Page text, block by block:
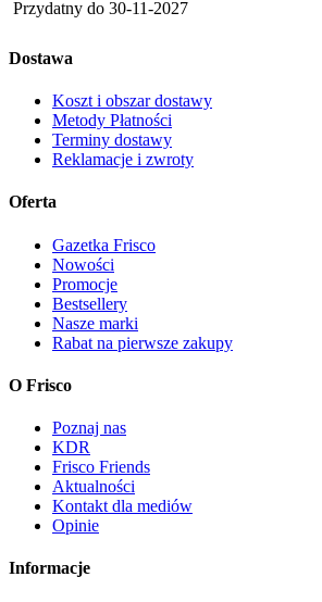
Przydatny do 30-11-2027
Dostawa
Koszt i obszar dostawy
Metody Płatności
Terminy dostawy
Reklamacje i zwroty
Oferta
Gazetka Frisco
Nowości
Promocje
Bestsellery
Nasze marki
Rabat na pierwsze zakupy
O Frisco
Poznaj nas
KDR
Frisco Friends
Aktualności
Kontakt dla mediów
Opinie
Informacje